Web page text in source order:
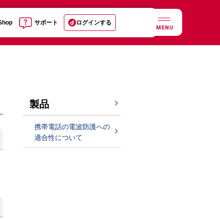
サポート ログインする
MENU
製品
携帯電話の電波防護への
適合性について